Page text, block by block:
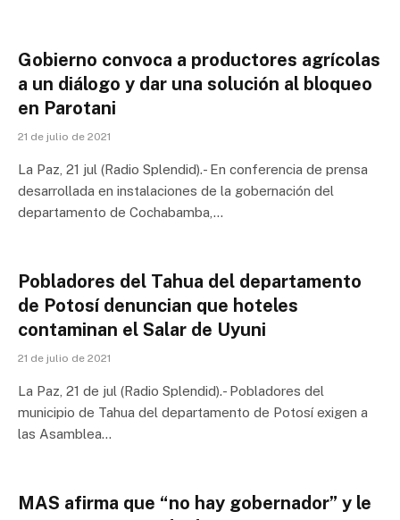
Gobierno convoca a productores agrícolas
a un diálogo y dar una solución al bloqueo
en Parotani
21 de julio de 2021
La Paz, 21 jul (Radio Splendid).- En conferencia de prensa
desarrollada en instalaciones de la gobernación del
departamento de Cochabamba,…
Pobladores del Tahua del departamento
de Potosí denuncian que hoteles
contaminan el Salar de Uyuni
21 de julio de 2021
La Paz, 21 de jul (Radio Splendid).- Pobladores del
municipio de Tahua del departamento de Potosí exigen a
las Asamblea…
MAS afirma que “no hay gobernador” y le